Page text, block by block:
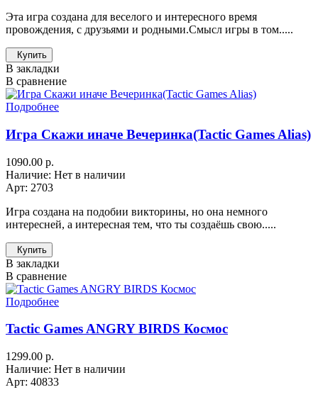
Эта игра создана для веселого и интересного время
провождения, с друзьями и родными.Смысл игры в том.....
Купить
В закладки
В сравнение
Подробнее
Игра Скажи иначе Вечеринка(Tactic Games Alias)
1090.00 р.
Наличие: Нет в наличии
Арт: 2703
Игра создана на подобии викторины, но она немного
интересней, а интересная тем, что ты создаёшь свою.....
Купить
В закладки
В сравнение
Подробнее
Tactic Games ANGRY BIRDS Космос
1299.00 р.
Наличие: Нет в наличии
Арт: 40833